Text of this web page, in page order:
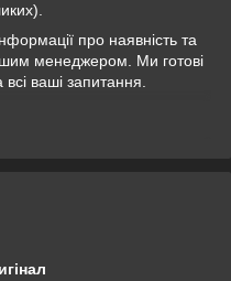
про наявність та
менеджером. Ми готові
всі ваші запитання.